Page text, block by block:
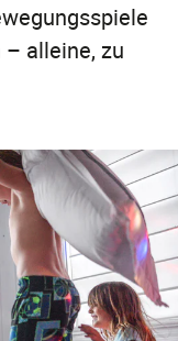
alleine, zu